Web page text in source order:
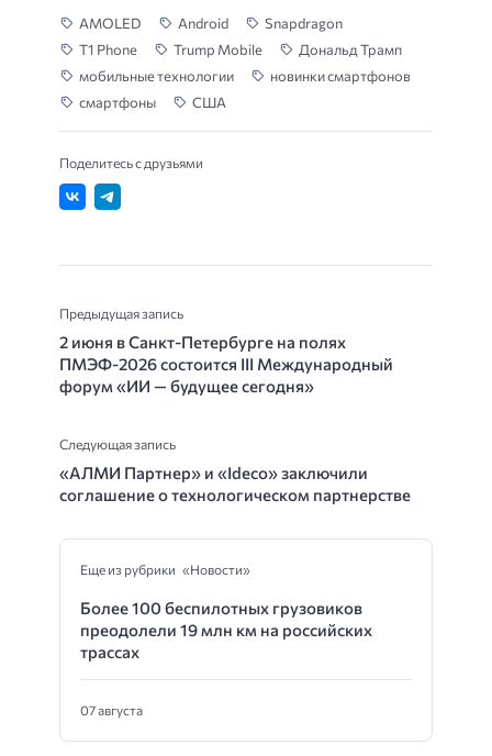
AMOLED Android
Snapdragon
T1 Phone
Trump Mobile
Дональд Трамп
мобильные технологии
новинки смартфонов
смартфоны
США
Поделитесь с друзьями
Предыдущая запись
2 июня в Санкт-Петербурге на полях
ПМЭФ-2026 состоится III Международный
форум «ИИ — будущее сегодня»
Следующая запись
«АЛМИ Партнер» и «Ideco» заключили
соглашение о технологическом партнерстве
Еще из рубрики «Новости»
Более 100 беспилотных грузовиков
преодолели 19 млн км на российских
трассах
07 августа